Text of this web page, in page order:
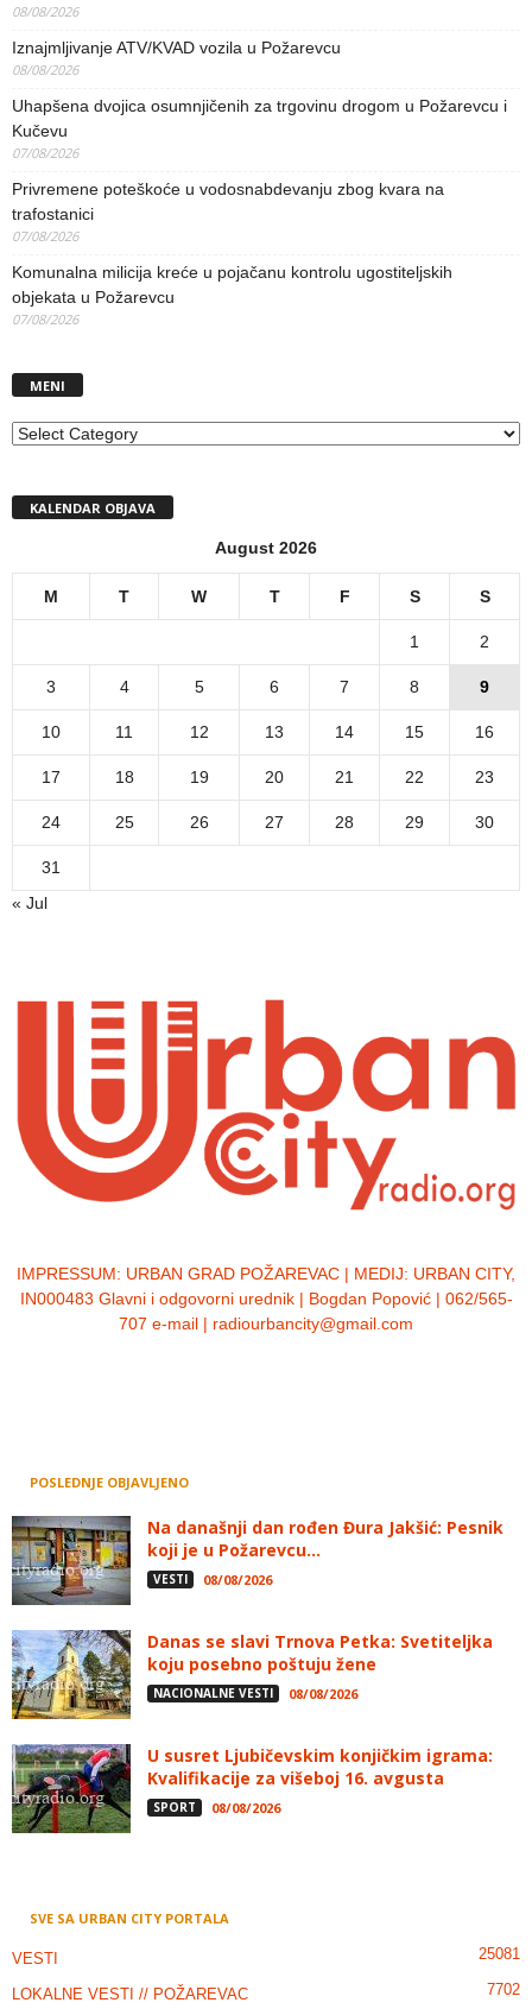
08/08/2026
Iznajmljivanje ATV/KVAD vozila u Požarevcu
08/08/2026
Uhapšena dvojica osumnjičenih za trgovinu drogom u Požarevcu i
Kučevu
07/08/2026
Privremene poteškoće u vodosnabdevanju zbog kvara na
trafostanici
07/08/2026
Komunalna milicija kreće u pojačanu kontrolu ugostiteljskih
objekata u Požarevcu
07/08/2026
MENI
MENI
KALENDAR OBJAVA
August 2026
M T W T F S S
1 2
3 4 5 6 7 8 9
10 11 12 13 14 15 16
17 18 19 20 21 22 23
24 25 26 27 28 29 30
31
« Jul
IMPRESSUM: URBAN GRAD POŽAREVAC | MEDIJ: URBAN CITY,
IN000483 Glavni i odgovorni urednik | Bogdan Popović | 062/565-
707 e-mail | radiourbancity@gmail.com
POSLEDNJE OBJAVLJENO
Na današnji dan rođen Đura Jakšić: Pesnik
koji je u Požarevcu...
VESTI 08/08/2026
Danas se slavi Trnova Petka: Svetiteljka
koju posebno poštuju žene
NACIONALNE VESTI 08/08/2026
U susret Ljubičevskim konjičkim igrama:
Kvalifikacije za višeboj 16. avgusta
SPORT 08/08/2026
SVE SA URBAN CITY PORTALA
VESTI 25081
LOKALNE VESTI // POŽAREVAC 7702